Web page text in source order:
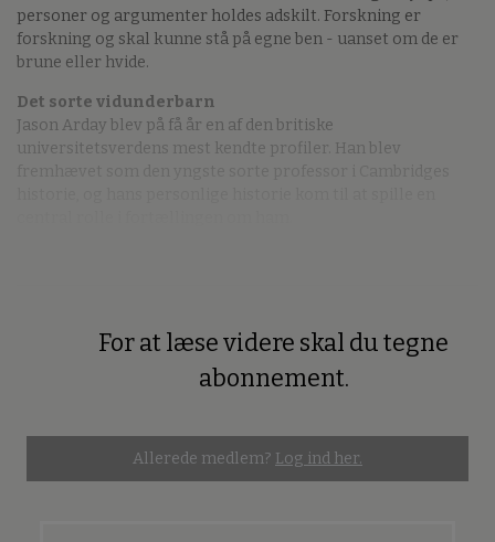
personer og argumenter holdes adskilt. Forskning er
forskning og skal kunne stå på egne ben - uanset om de er
brune eller hvide.
Det sorte vidunderbarn
Jason Arday blev på få år en af den britiske
universitetsverdens mest kendte profiler. Han blev
For at læse videre skal du tegne
abonnement.
Allerede medlem? Log ind her.